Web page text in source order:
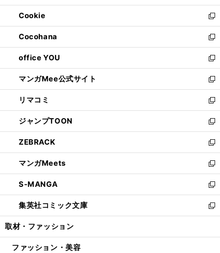
開
く
ウ
で
開
く
ン
ド
ウ
で
開
く
ウ
ィ
ン
ド
ウ
で
開
く
Cookie
新
し
い
ウ
ィ
ン
ド
ウ
で
開
く
Cocohana
新
し
い
ウ
ィ
ン
ド
ウ
で
開
く
office YOU
新
し
い
ウ
ィ
ン
ド
ウ
で
開
く
マンガMee公式サイト
新
し
い
ウ
ィ
ン
ド
ウ
で
開
く
リマコミ
新
し
い
ウ
ィ
ン
ド
ウ
で
開
く
ジャンプTOON
新
し
い
ウ
ィ
ン
ド
ウ
で
開
ZEBRACK
新
し
い
ウ
ィ
ン
ド
ウ
開
マンガMeets
新
し
い
ウ
ィ
ン
ウ
S-MANGA
新
し
い
ウ
ン
集英社コミック文庫
新
し
ウ
取材・ファッション
ファッション・美容